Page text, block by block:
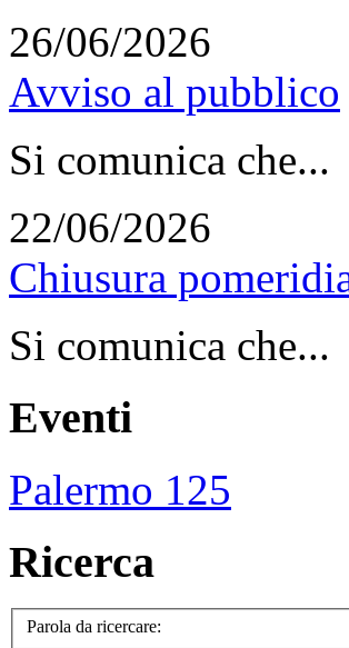
26/06/2026
Avviso al pubblico
Si comunica che...
22/06/2026
Chiusura
Si comunica che...
Eventi
Palermo 125
Ricerca
Parola da ricercare: